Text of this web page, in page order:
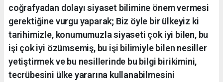
coğrafyadan dolayı siyaset bilimine önem vermesi
gerektiğine vurgu yaparak; Biz öyle bir ülkeyiz ki
tarihimizle, konumumuzla siyaseti çok iyi bilen, bu
işi çok iyi özümsemiş, bu işi bilimiyle bilen nesiller
yetiştirmek ve bu nesillerinde bu bilgi birikimini,
tecrübesini ülke yararına kullanabilmesini